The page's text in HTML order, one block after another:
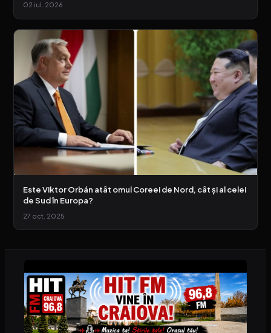
02 iul. 2026
Este Viktor Orbán atât omul Coreei de Nord, cât și al celei
de Sud în Europa?
27 oct. 2025